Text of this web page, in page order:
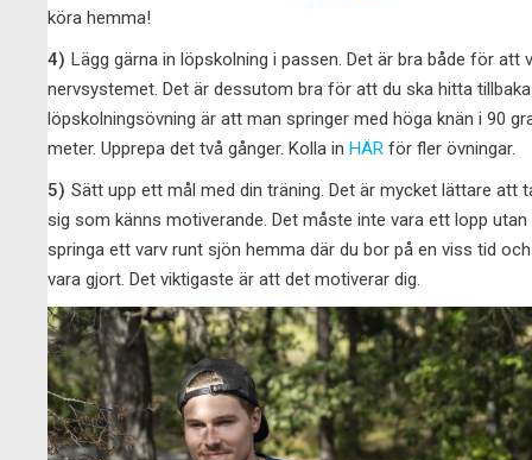
köra hemma!
4) Lägg gärna in löpskolning i passen. Det är bra både för
nervsystemet. Det är dessutom bra för att du ska hitta
löpskolningsövning är att man springer med höga knän i 90
meter. Upprepa det två gånger. Kolla in HÄR för fler övningar.
5) Sätt upp ett mål med din träning. Det är mycket lättare
sig som känns motiverande. Det måste inte vara ett lopp
springa ett varv runt sjön hemma där du bor på en viss tid
vara gjort. Det viktigaste är att det motiverar dig.